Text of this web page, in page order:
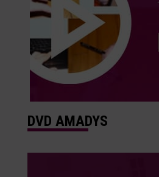
DVD AMADYS